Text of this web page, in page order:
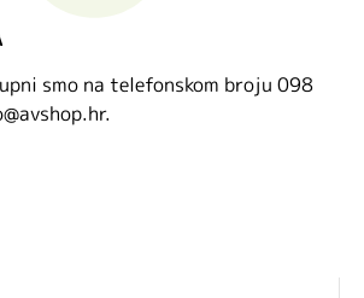
smo na telefonskom broju 098